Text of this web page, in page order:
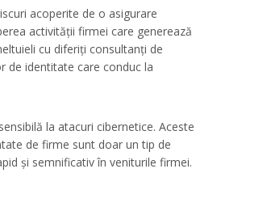
acoperite de o asigurare
activității firmei care generează
cu diferiți consultanți de
de identitate care conduc la
la atacuri cibernetice. Aceste
de firme sunt doar un tip de
și semnificativ în veniturile firmei.